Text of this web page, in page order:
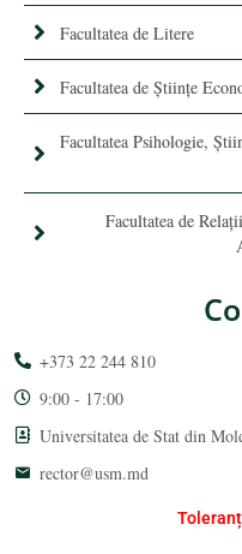
Facultatea de Litere
Facultatea de Științe
Facultatea Psihologie,
Facultatea de
+373 22 244 810
9:00 - 17:00
Universitatea de Stat din
rector@usm.md